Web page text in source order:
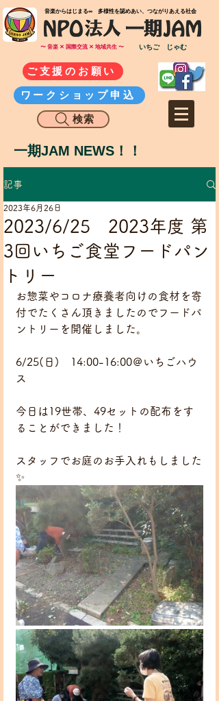
​音楽からはじまる∞ 多様性を認めあい、つながりあえる社会
〜 音楽 ✕ 国際交流 ✕ 地域共生 〜 いちご じゃむ
ご支援のお願い
ワークショップ申込
検索
一期JAM NEWS！！
記事
2023/6/25 2023年度 第
3回いちご食堂フードパン
トリー
2023年6月26日
お惣菜やコロナ療養者向けの食材を寄
付でたくさん頂きましたのでフードパ
ントリーを開催しました。
6/25(日)　14:00-16:00＠いちごハウ
ス
今日は19世帯、49セットの配布をす
ることができました！
スタッフでお庭のお手入れもしました
✨